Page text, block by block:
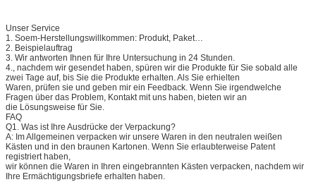
Unser Service
1. Soem-Herstellungswillkommen: Produkt, Paket…
2. Beispielauftrag
3. Wir antworten Ihnen für Ihre Untersuchung in 24 Stunden.
4., nachdem wir gesendet haben, spüren wir die Produkte für Sie sobald alle
zwei Tage auf, bis Sie die Produkte erhalten. Als Sie erhielten
Waren, prüfen sie und geben mir ein Feedback. Wenn Sie irgendwelche
Fragen über das Problem, Kontakt mit uns haben, bieten wir an
die Lösungsweise für Sie.
FAQ
Q1. Was ist Ihre Ausdrücke der Verpackung?
A: Im Allgemeinen verpacken wir unsere Waren in den neutralen weißen
Kästen und in den braunen Kartonen. Wenn Sie erlaubterweise Patent
registriert haben,
wir können die Waren in Ihren eingebrannten Kästen verpacken, nachdem wir
Ihre Ermächtigungsbriefe erhalten haben.